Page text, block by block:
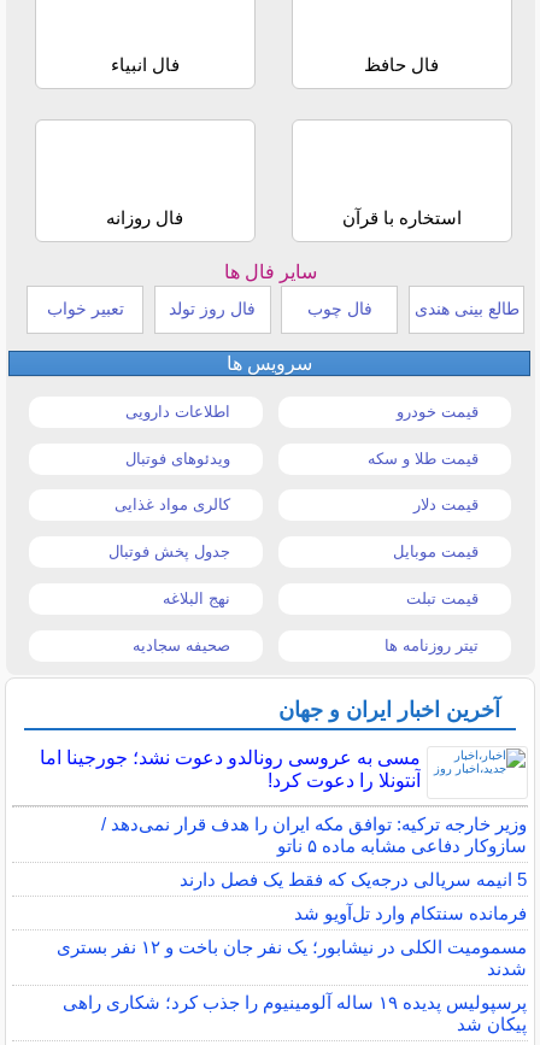
فال حافظ فال انبیاء
استخاره با قرآن فال روزانه
سایر فال ها
طالع بینی هندی فال چوب فال روز تولد تعبیر خواب
سرویس ها
قیمت خودرو اطلاعات دارویی
قیمت طلا و سکه ویدئوهای فوتبال
قیمت دلار کالری مواد غذایی
قیمت موبایل جدول پخش فوتبال
قیمت تبلت نهج البلاغه
تیتر روزنامه ها صحیفه سجادیه
آخرین اخبار ایران و جهان
مسی به عروسی رونالدو دعوت نشد؛ جورجینا اما
آنتونلا را دعوت کرد!
وزیر خارجه ترکیه: توافق مکه ایران را هدف قرار نمی‌دهد /
سازوکار دفاعی مشابه ماده ۵ ناتو
5 انیمه سریالی درجه‌یک که فقط یک فصل دارند
فرمانده سنتکام وارد تل‌آویو شد
مسمومیت الکلی در نیشابور؛ یک نفر جان باخت و ۱۲ نفر بستری
شدند
پرسپولیس پدیده ۱۹ ساله آلومینیوم را جذب کرد؛ شکاری راهی
پیکان شد